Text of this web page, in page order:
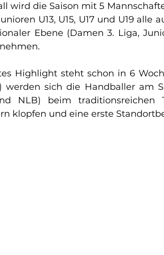
wird die Saison mit 5
U13, U15, U17 und U19
Ebene (Damen 3. Liga,
Highlight steht schon in 6
werden sich die Handballer am
NLB) beim traditionsreichen
klopfen und eine erste